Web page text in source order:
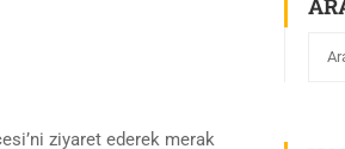
ziyaret ederek merak